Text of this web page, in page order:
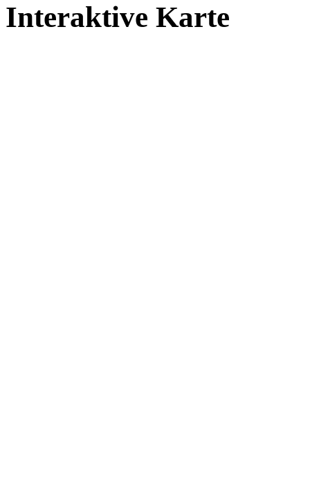
Interaktive Karte